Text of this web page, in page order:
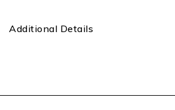
Additional Details